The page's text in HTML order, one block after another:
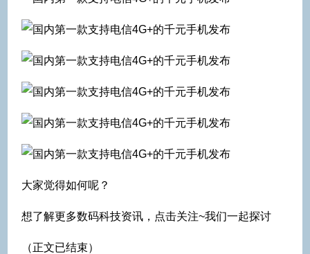
大家觉得如何呢？
想了解更多数码科技资讯，点击关注~我们一起探讨
（正文已结束）